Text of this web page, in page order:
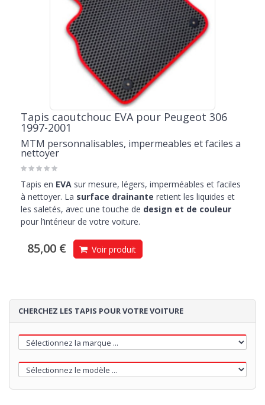
Tapis caoutchouc EVA pour Peugeot 306
1997-2001
MTM personnalisables, impermeables et faciles a
nettoyer
Tapis en EVA sur mesure, légers, imperméables et faciles
à nettoyer. La surface drainante retient les liquides et
les saletés, avec une touche de design et de couleur
pour l’intérieur de votre voiture.
85,00 € Voir produit
CHERCHEZ LES TAPIS POUR VOTRE VOITURE